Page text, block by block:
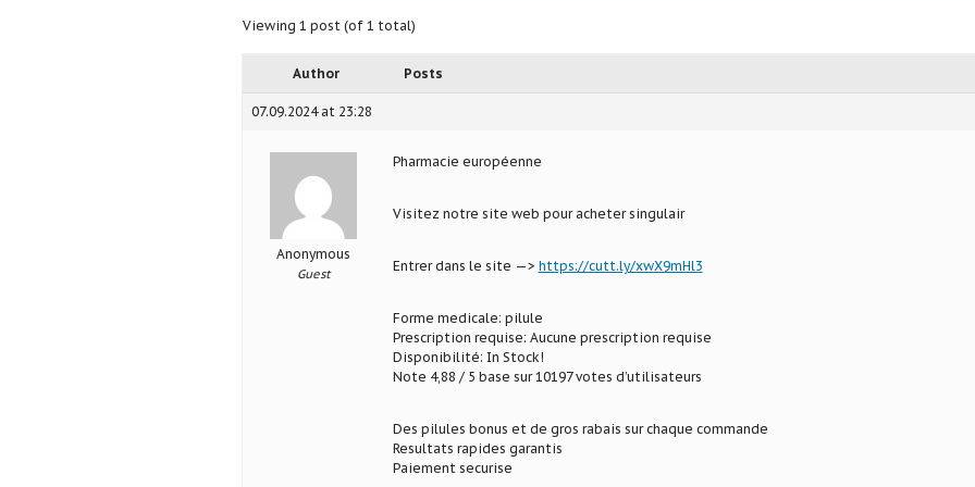
Viewing 1 post (of 1 total)
Author Posts
07.09.2024 at 23:28
Anonymous
Guest
Pharmacie européenne
Visitez notre site web pour acheter singulair
Entrer dans le site —> https://cutt.ly/xwX9mHl3
Forme medicale: pilule
Prescription requise: Aucune prescription requise
Disponibilité: In Stock!
Note 4,88 / 5 base sur 10197 votes d’utilisateurs
Des pilules bonus et de gros rabais sur chaque commande
Resultats rapides garantis
Paiement securise